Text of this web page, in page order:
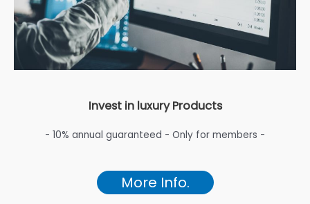
Invest in luxury Products
- 10% annual guaranteed - Only for members -
More Info.